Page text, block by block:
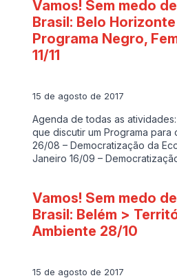
Vamos! Sem medo
Brasil: Belo
Programa Negro,
11/11
15 de agosto de 2017
Agenda de todas as
que discutir um Programa para
26/08 – Democratização da
Janeiro 16/09 –
Vamos! Sem medo
Brasil: Belém >
Ambiente 28/10
15 de agosto de 2017